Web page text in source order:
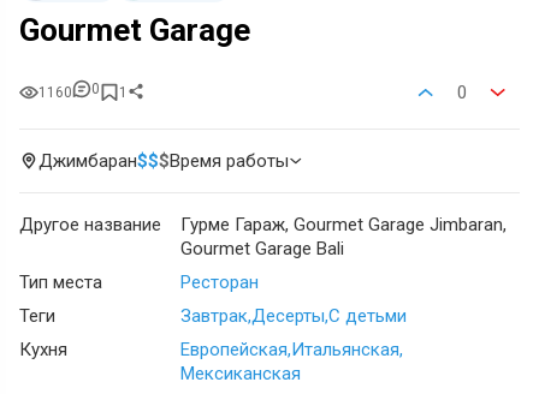
Gourmet Garage
1160 0 1 0
Джимбаран$$$Время работы
Другое название
Гурме Гараж, Gourmet Garage Jimbaran,
Gourmet Garage Bali
Тип места
Ресторан
Теги
ЗавтракДесерты С детьми
Кухня
Европейская Итальянская
Мексиканская